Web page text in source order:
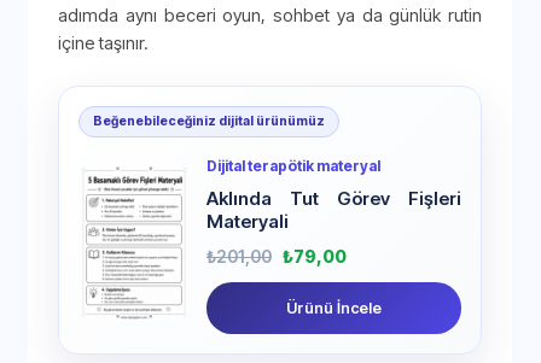
adımda aynı beceri oyun, sohbet ya da günlük rutin
içine taşınır.
Beğenebileceğiniz dijital ürünümüz
Dijital terapötik materyal
Aklında Tut Görev Fişleri
Materyali
₺201,00 ₺79,00
Ürünü İncele